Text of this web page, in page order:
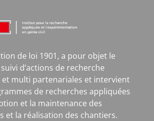
de loi 1901, a pour objet le
d’actions de recherche
et multi partenariales et intervient
de recherches appliquées
et la maintenance des
et la réalisation des chantiers.